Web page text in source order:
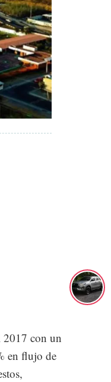
2017 con un
en flujo de